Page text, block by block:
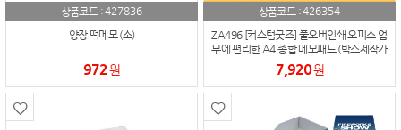
상품코드 :427836
양장 떡메모 (소)
972원
상품코드 :426354
ZA496 [커스텀굿즈] 풀오버인쇄 오피스 업
무에 편리한 A4 종합 메모패드 (박스제작가
능)
7,920원